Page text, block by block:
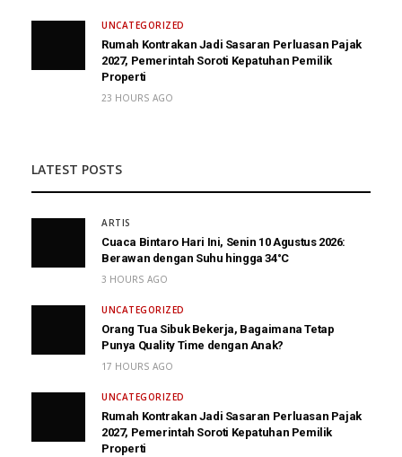
UNCATEGORIZED
Rumah Kontrakan Jadi Sasaran Perluasan Pajak
2027, Pemerintah Soroti Kepatuhan Pemilik
Properti
23 HOURS AGO
LATEST POSTS
ARTIS
Cuaca Bintaro Hari Ini, Senin 10 Agustus 2026:
Berawan dengan Suhu hingga 34°C
3 HOURS AGO
UNCATEGORIZED
Orang Tua Sibuk Bekerja, Bagaimana Tetap
Punya Quality Time dengan Anak?
17 HOURS AGO
UNCATEGORIZED
Rumah Kontrakan Jadi Sasaran Perluasan Pajak
2027, Pemerintah Soroti Kepatuhan Pemilik
Properti